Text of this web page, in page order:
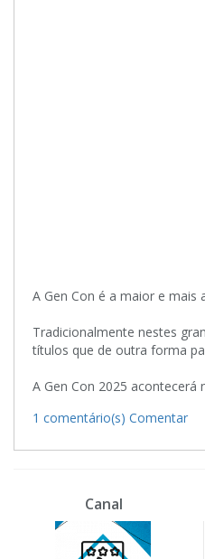
A Gen Con é a maior e
Tradicionalmente nestes
títulos que de outra forma
A Gen Con 2025 acontecerá
1 comentário(s) Comentar
Canal